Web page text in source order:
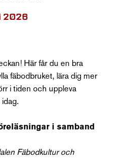
2026
Här får du en bra
fäbodbruket, lära dig mer
i tiden och uppleva
i samband
Fäbodkultur och